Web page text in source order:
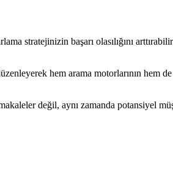
stratejinizin başarı olasılığını
hem arama motorlarının hem
değil, aynı zamanda potansiyel